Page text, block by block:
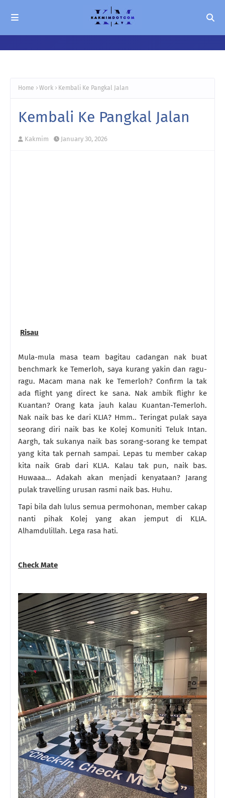
Home Work Kembali Ke Pangkal Jalan
Kembali Ke Pangkal Jalan
Kakmim January 30, 2026
Risau
Mula-mula masa team bagitau cadangan nak buat
benchmark ke Temerloh, saya kurang yakin dan ragu-
ragu. Macam mana nak ke Temerloh? Confirm la tak
ada flight yang direct ke sana. Nak ambik flighr ke
Kuantan? Orang kata jauh kalau Kuantan-Temerloh.
Nak naik bas ke dari KLIA? Hmm.. Teringat pulak saya
seorang diri naik bas ke Kolej Komuniti Teluk Intan.
Aargh, tak sukanya naik bas sorang-sorang ke tempat
yang kita tak pernah sampai. Lepas tu member cakap
kita naik Grab dari KLIA. Kalau tak pun, naik bas.
Huwaaa... Adakah akan menjadi kenyataan? Jarang
pulak travelling urusan rasmi naik bas. Huhu.
Tapi bila dah lulus semua permohonan, member cakap
nanti pihak Kolej yang akan jemput di KLIA.
Alhamdulillah. Lega rasa hati.
Check Mate